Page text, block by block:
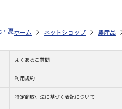
・夏ギフト特集 2026 ゆうゆうギフト
ホーム ネットショップ 農産品
よくあるご質問
利用規約
特定商取引法に基づく表記について